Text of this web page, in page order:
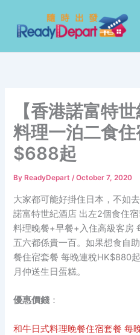
content
【香港諾富特
料理一泊二食
$688起
By ReadyDepart/October 7, 2020
大家都可能好掛住日本，不如
諾富特世紀酒店 出左2個食住
料理晚餐+早餐+入住高級客房
五六都係貴一百。如果想食自
餐住宿套餐 每晚連稅HK$880
月仲送生日蛋糕。
優惠價錢 ：
和牛日式料理晚餐住宿套餐 每